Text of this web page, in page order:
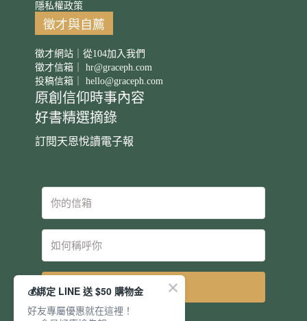
隱私權政策
徵才與自薦
徵才網站｜從104加入我們
徵才信箱｜ hr@graceph.com
投稿信箱｜ hello@graceph.com
原創信仰時事內容
好書精選摘錄
訂閱天恩悅讀電子報
立即訂閱
💰綁定 LINE 送 $50 購物金
好友專屬優惠就在這裡！